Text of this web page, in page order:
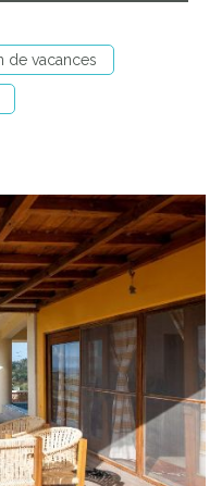
de vacances